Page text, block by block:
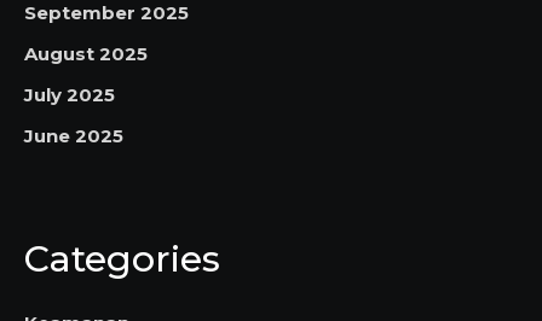
September 2025
August 2025
July 2025
June 2025
Categories